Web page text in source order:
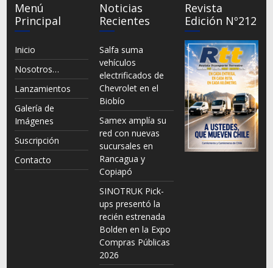
Menú
Principal
Inicio
Nosotros…
Lanzamientos
Galería de
Imágenes
Suscripción
Contacto
Noticias
Recientes
Salfa suma
vehículos
electrificados de
Chevrolet en el
Biobío
Samex amplía su
red con nuevas
sucursales en
Rancagua y
Copiapó
SINOTRUK Pick-
ups presentó la
recién estrenada
Bolden en la Expo
Compras Públicas
2026
Revista
Edición Nº212